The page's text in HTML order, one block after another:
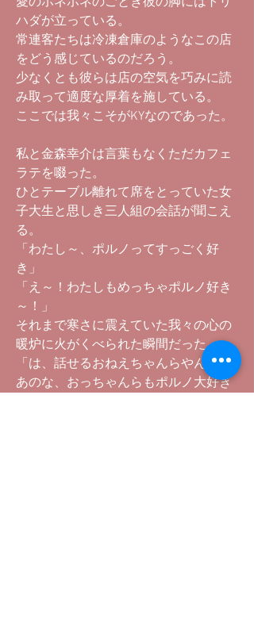
ハダが立っている。
常連客たちは冷凍倉庫のようなこの店
をどう感じているのだろう。
少なくとも彼らは店の空気を巧みに読
み取って適度な厚着を施している。
ここでは我々こそがKYなのであった。
私と金森幸介は言葉もなくただカフェ
ラテを啜った。
ひとテーブル離れて席をとっていた女
子大生と思しき三人組の会話が聞こえ
る。
「わたし～、ポルノってすっごく好
き」
「え～！わたしもめっちゃポルノ好き
～！」
それまで寒さに震えていた我々の心の
暖炉に火がくべられた瞬間だった。
「は、話せるおねえちゃんらやんか！
あのな、おっちゃんらもポルノ大好き